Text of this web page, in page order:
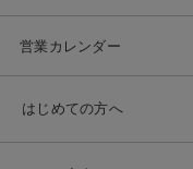
営業カレンダー
はじめての方へ